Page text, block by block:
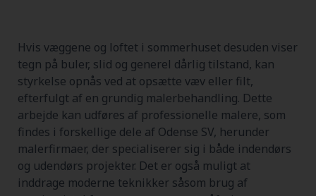
Hvis væggene og loftet i sommerhuset desuden viser
tegn på buler, slid og generel dårlig tilstand, kan
styrkelse opnås ved at opsætte væv eller filt,
efterfulgt af en grundig malerbehandling. Dette
arbejde kan udføres af professionelle malere, som
findes i forskellige dele af Odense SV, herunder
malerfirmaer, der specialiserer sig i både indendørs
og udendørs projekter. Det er også muligt at
inddrage moderne teknikker såsom brug af